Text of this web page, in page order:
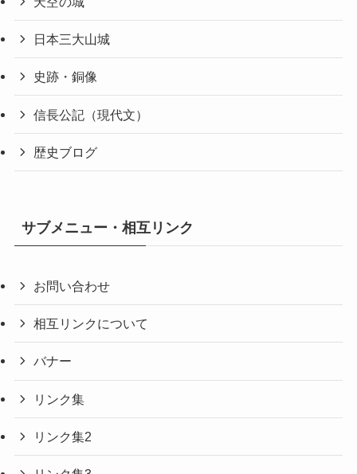
日本三大山城
史跡・銅像
信長公記（現代文）
歴史ブログ
サブメニュー・相互リンク
お問い合わせ
相互リンクについて
バナー
リンク集
リンク集2